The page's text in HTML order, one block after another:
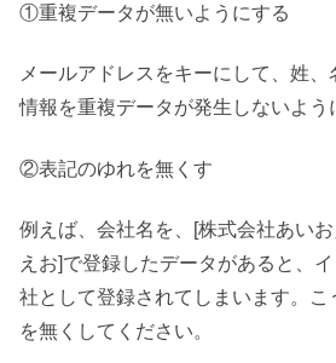
①重複データが無いようにする
メールアドレスをキーにして、姓
情報を重複データが発生しないよう
②表記のゆれを無くす
例えば、会社名を、[株式会社あい
えお]で登録したデータがあると、
社として登録されてしまいます。
を無くしてください。